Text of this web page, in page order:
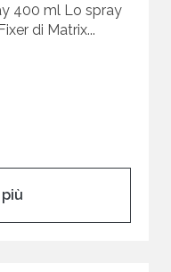
400 ml Lo spray
di Matrix...